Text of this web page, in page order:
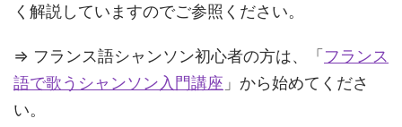
く解説していますのでご参照ください。
⇒ フランス語シャンソン初心者の方は、「フランス
語で歌うシャンソン入門講座 」から始めてくださ
い。